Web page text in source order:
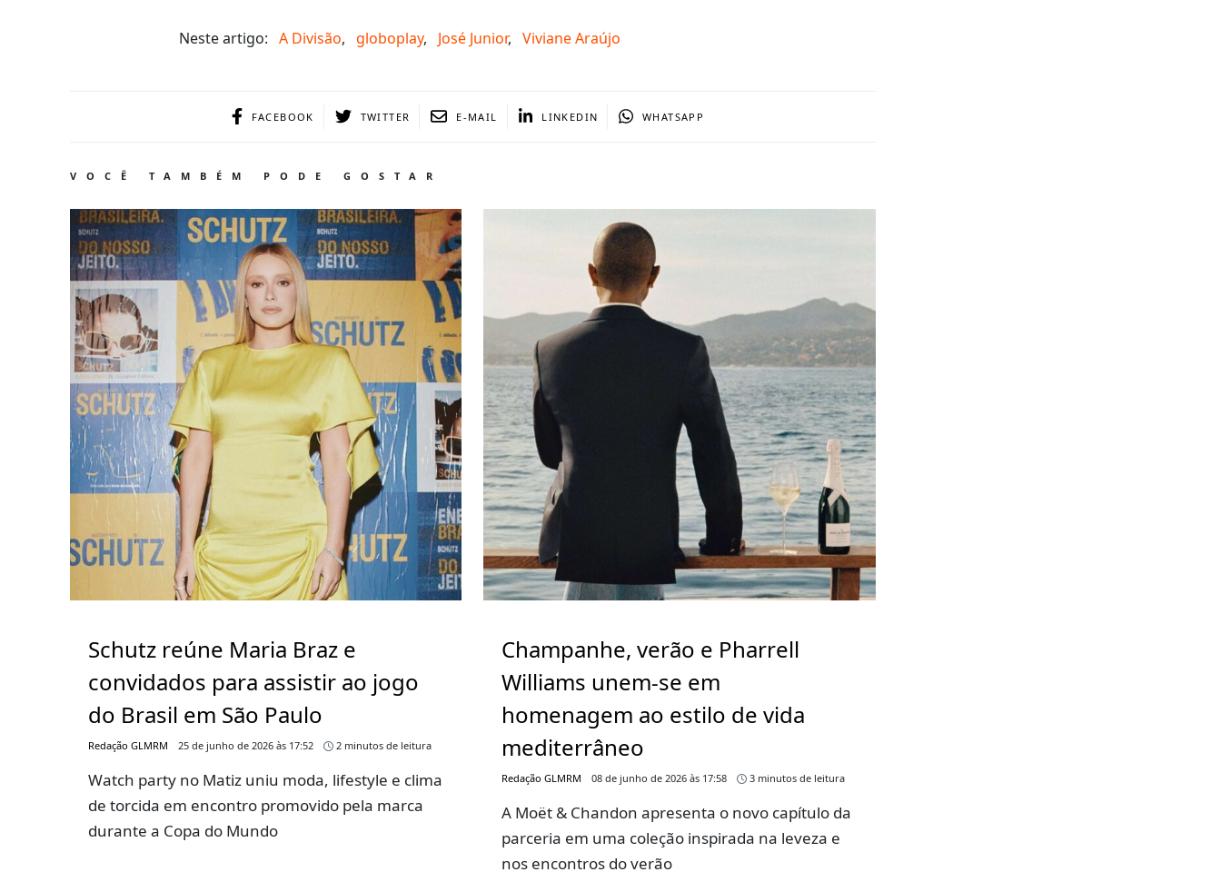
Neste artigo: A Divisão, globoplay, José Junior, Viviane Araújo
FACEBOOK TWITTER E-MAIL LINKEDIN WHATSAPP
VOCÊ TAMBÉM PODE GOSTAR
Schutz reúne Maria Braz e
convidados para assistir ao jogo
do Brasil em São Paulo
Redação GLMRM 25 de junho de 2026 às 17:52 2 minutos de leitura
Watch party no Matiz uniu moda, lifestyle e clima
de torcida em encontro promovido pela marca
durante a Copa do Mundo
Champanhe, verão e Pharrell
Williams unem-se em
homenagem ao estilo de vida
mediterrâneo
Redação GLMRM 08 de junho de 2026 às 17:58 3 minutos de leitura
A Moët & Chandon apresenta o novo capítulo da
parceria em uma coleção inspirada na leveza e
nos encontros do verão